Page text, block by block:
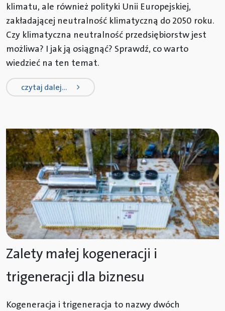
klimatu, ale również polityki Unii Europejskiej,
zakładającej neutralność klimatyczną do 2050 roku.
Czy klimatyczna neutralność przedsiębiorstw jest
możliwa? I jak ją osiągnąć? Sprawdź, co warto
wiedzieć na ten temat.
czytaj dalej…from plan neutralności
Zalety małej kogeneracji i
trigeneracji dla biznesu
Kogeneracja i trigeneracja to nazwy dwóch